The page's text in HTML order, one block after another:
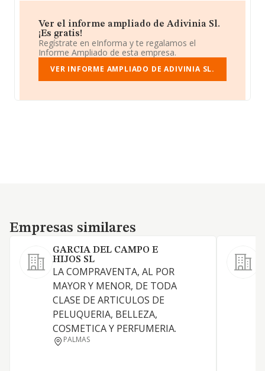
Ver el informe ampliado de Adivinia Sl.
¡Es gratis!
Regístrate en eInforma y te regalamos el
Informe Ampliado de esta empresa.
VER INFORME AMPLIADO DE ADIVINIA SL.
Empresas similares
Empresas similares
GARCIA DEL CAMPO E
HIJOS SL
LA COMPRAVENTA, AL POR
MAYOR Y MENOR, DE TODA
CLASE DE ARTICULOS DE
PELUQUERIA, BELLEZA,
COSMETICA Y PERFUMERIA.
PALMAS